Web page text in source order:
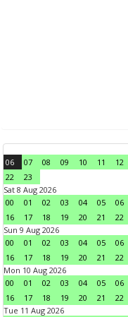
06 07 08 09 10 11 12
22
23
Sat 8 Aug 2026
00
01 02 03 04 05 06
16
17 18 19 20 21 22
Sun 9 Aug 2026
00
01 02 03 04 05 06
16
17 18 19 20 21 22
Mon 10 Aug 2026
00
01 02 03 04 05 06
16
17 18 19 20 21 22
Tue 11 Aug 2026